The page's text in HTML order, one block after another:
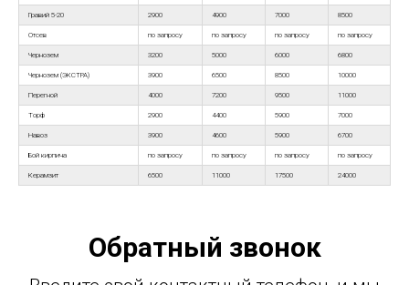
Гравий 5-20 2900 4900 7000 8500
Отсев по запросу по запросу по запросу по запросу
Чернозем 3200 5000 6000 6800
Чернозем (ЭКСТРА) 3900 6500 8500 10000
Перегной 4000 7200 9500 11000
Торф 2900 4400 5900 7000
Навоз 3900 4600 5900 6700
Бой кирпича по запросу по запросу по запросу по запросу
Керамзит 6500 11000 17500 24000
Обратный звонок